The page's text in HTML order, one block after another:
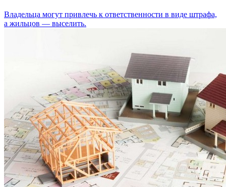
Владельца могут привлечь к ответственности в виде штрафа,
а жильцов — выселить.